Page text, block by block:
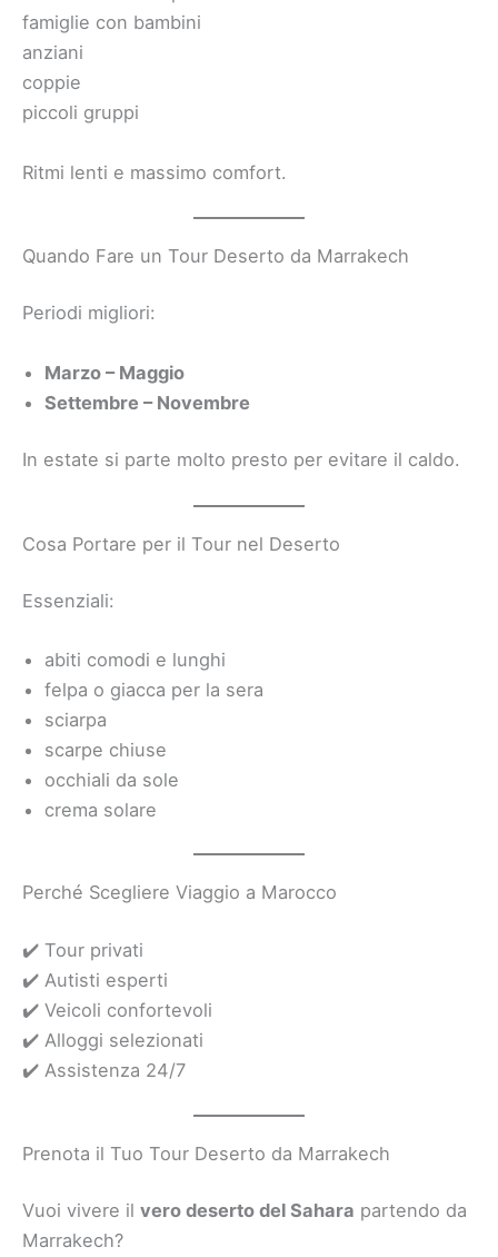
famiglie con bambini
anziani
coppie
piccoli gruppi
Ritmi lenti e massimo comfort.
Quando Fare un Tour Deserto da Marrakech
Periodi migliori:
Marzo – Maggio
Settembre – Novembre
In estate si parte molto presto per evitare il caldo.
Cosa Portare per il Tour nel Deserto
Essenziali:
abiti comodi e lunghi
felpa o giacca per la sera
sciarpa
scarpe chiuse
occhiali da sole
crema solare
Perché Scegliere Viaggio a Marocco
✔️ Tour privati
✔️ Autisti esperti
✔️ Veicoli confortevoli
✔️ Alloggi selezionati
✔️ Assistenza 24/7
Prenota il Tuo Tour Deserto da Marrakech
Vuoi vivere il vero deserto del Sahara partendo da
Marrakech?